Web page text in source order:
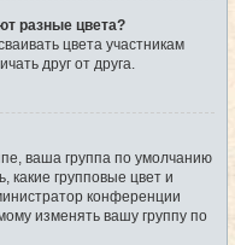
разные цвета?
цвета участникам
друг от друга.
ваша группа по умолчанию
какие групповые цвет и
конференции
изменять вашу группу по